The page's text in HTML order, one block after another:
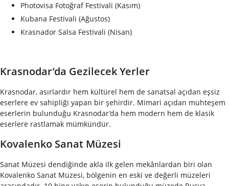
Photovisa Fotoğraf Festivali (Kasım)
Kubana Festivali (Ağustos)
Krasnador Salsa Festivali (Nisan)
Krasnodar’da Gezilecek Yerler
Krasnodar, asırlardır hem kültürel hem de sanatsal açıdan eşsiz
eserlere ev sahipliği yapan bir şehirdir. Mimari açıdan muhteşem
eserlerin bulunduğu Krasnodar’da hem modern hem de klasik
eserlere rastlamak mümkündür.
Kovalenko Sanat Müzesi
Sanat Müzesi dendiğinde akla ilk gelen mekânlardan biri olan
Kovalenko Sanat Müzesi, bölgenin en eski ve değerli müzeleri